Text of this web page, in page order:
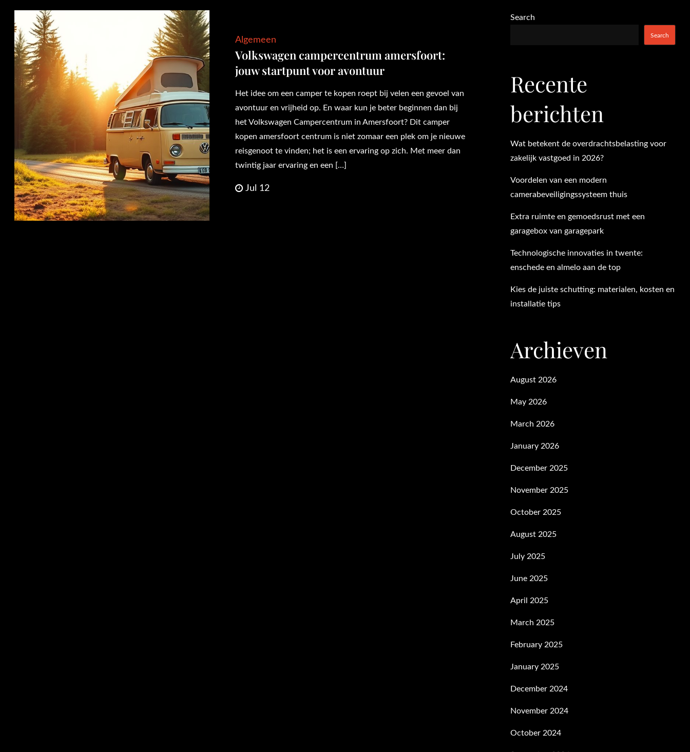
Algemeen
Volkswagen campercentrum amersfoort:
jouw startpunt voor avontuur
Het idee om een camper te kopen roept bij velen een gevoel van
avontuur en vrijheid op. En waar kun je beter beginnen dan bij
het Volkswagen Campercentrum in Amersfoort? Dit camper
kopen amersfoort centrum is niet zomaar een plek om je nieuwe
reisgenoot te vinden; het is een ervaring op zich. Met meer dan
twintig jaar ervaring en een […]
Jul 12
Search
Search
Recente
berichten
Wat betekent de overdrachtsbelasting voor
zakelijk vastgoed in 2026?
Voordelen van een modern
camerabeveiligingssysteem thuis
Extra ruimte en gemoedsrust met een
garagebox van garagepark
Technologische innovaties in twente:
enschede en almelo aan de top
Kies de juiste schutting: materialen, kosten en
installatie tips
Archieven
August 2026
May 2026
March 2026
January 2026
December 2025
November 2025
October 2025
August 2025
July 2025
June 2025
April 2025
March 2025
February 2025
January 2025
December 2024
November 2024
October 2024